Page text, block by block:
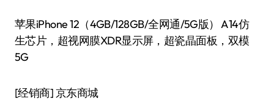
苹果iPhone 12（4GB/128GB/全网通/5G版） A14仿
生芯片，超视网膜XDR显示屏，超瓷晶面板，双模
5G
[经销商]京东商城